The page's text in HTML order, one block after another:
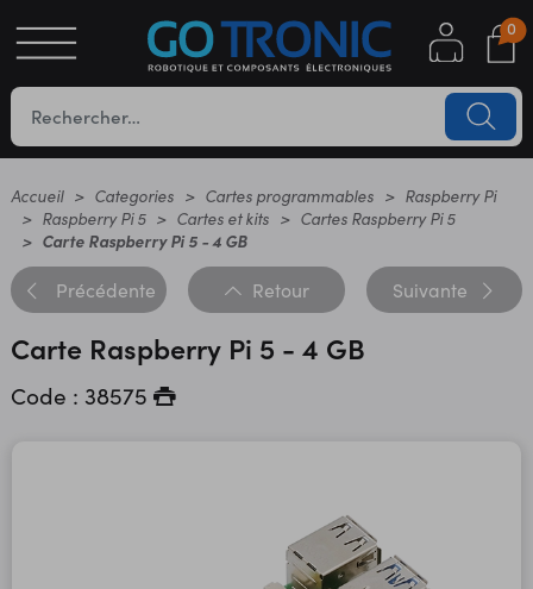
0
Accueil Categories Cartes programmables
Raspberry Pi
Raspberry Pi 5
Cartes et kits
Cartes Raspberry Pi 5
Carte Raspberry Pi 5 - 4 GB
Précédente Retour Suivante
Carte Raspberry Pi 5 - 4 GB
Code : 38575